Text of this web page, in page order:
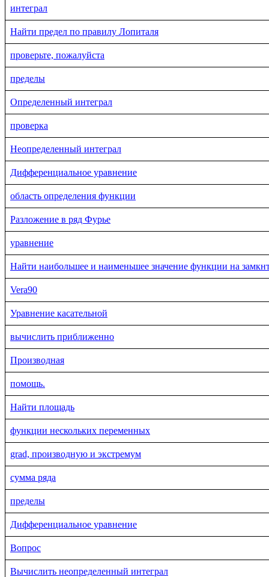
интеграл
Найти предел по правилу Лопиталя
проверьте, пожалуйста
пределы
Определенный интеграл
проверка
Неопределенный интеграл
Дифференциальное уравнение
область определения функции
Разложение в ряд Фурье
уравнение
Найти наибольшее и наименьшее значение функции на
Vera90
Уравнение касательной
вычислить приближенно
Производная
помощь.
Найти площадь
функции нескольких переменных
grad, производную и экстремум
сумма ряда
пределы
Дифференциальное уравнение
Вопрос
Вычислить неопределенный интеграл